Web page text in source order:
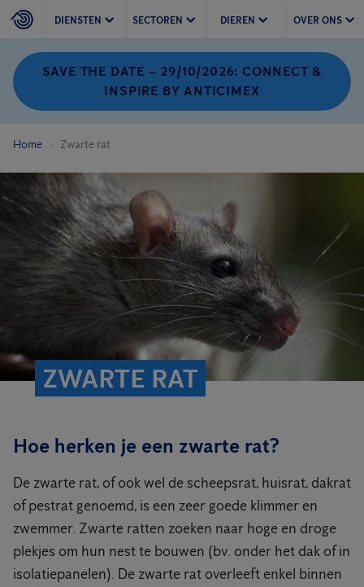
DIENSTEN SECTOREN DIEREN OVER ONS
SAVE THE DATE – 29/10/2026: CONNECT &
INSPIRE BY ANTICIMEX
Home Zwarte rat
ZWARTE RAT
Hoe herken je een zwarte rat?
De zwarte rat, of ook wel de scheepsrat, huisrat, dakrat
of pestrat genoemd, is een zeer goede klimmer en
zwemmer. Zwarte ratten zoeken naar hoge en droge
plekjes om hun nest te bouwen (bv. onder het dak of in
isolatiepanelen). De zwarte rat overleeft enkel binnen